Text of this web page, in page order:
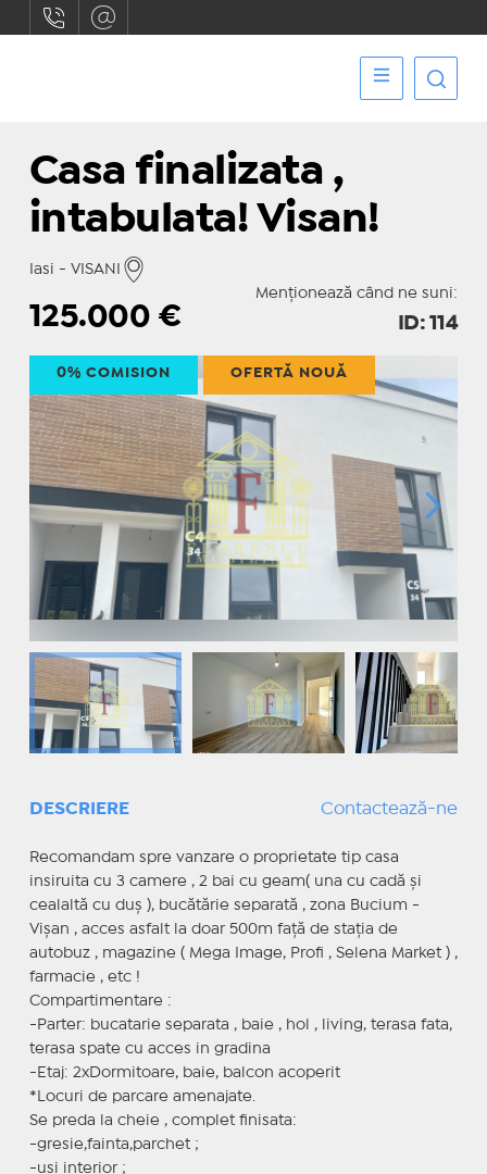
Casa finalizata ,
intabulata! Visan!
Iasi - VISANI
Menționează când ne suni:
125.000 € ID: 114
0% COMISION OFERTĂ NOUĂ
DESCRIERE Contactează-ne
Recomandam spre vanzare o proprietate tip casa
insiruita cu 3 camere , 2 bai cu geam( una cu cadă și
cealaltă cu duș ), bucătărie separată , zona Bucium -
Vișan , acces asfalt la doar 500m față de stația de
autobuz , magazine ( Mega Image, Profi , Selena Market ) ,
farmacie , etc !
Compartimentare :
-Parter: bucatarie separata , baie , hol , living, terasa fata,
terasa spate cu acces in gradina
-Etaj: 2xDormitoare, baie, balcon acoperit
*Locuri de parcare amenajate.
Se preda la cheie , complet finisata:
-gresie,fainta,parchet ;
-usi interior ;